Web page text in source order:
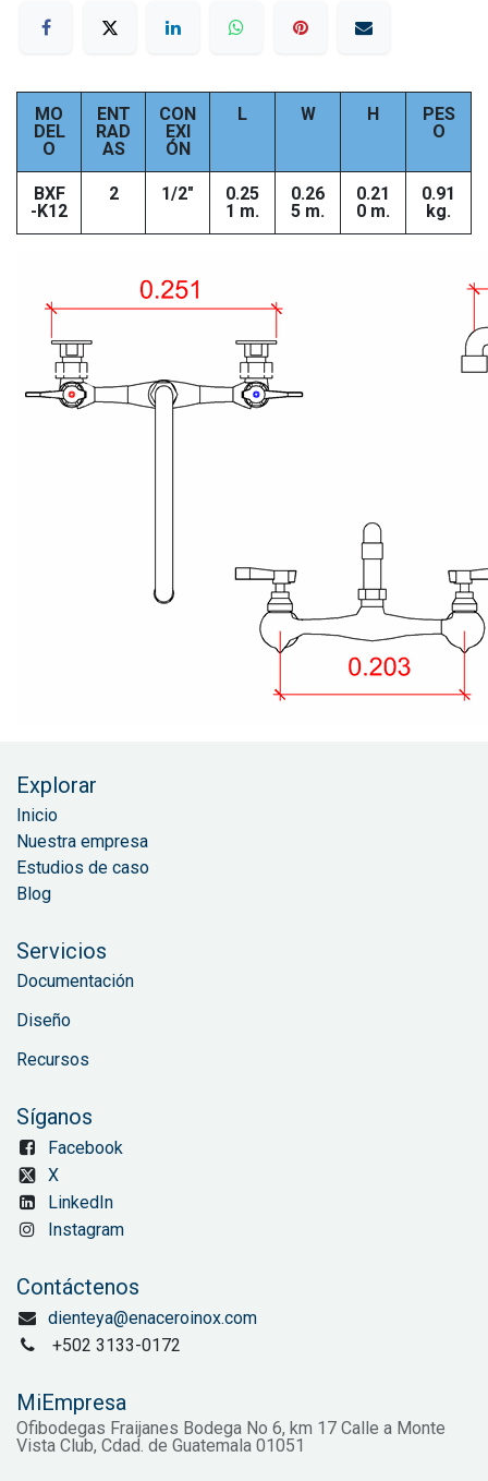
MO
DEL
O
ENT
RAD
AS
CON
EXI
ÓN
L W H
PES
O
BXF
-K12
2 1/2"
0.25
1 m.
0.26
5 m.
0.21
0 m.
0.91
kg.
Explorar
Inicio
Nuestra empresa
Estudios de caso
Blog
Servicios
Documentación
Diseño
Recursos
Síganos
Facebook
X
LinkedIn
Instagram
Contáctenos
dienteya@enaceroinox.com
+502 3133-0172
MiEmpresa
Ofibodegas Fraijanes Bodega No 6, km 17 Calle a Monte
Vista Club, Cdad. de Guatemala 01051